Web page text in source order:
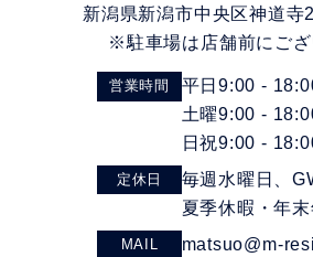
新潟県新潟市中央区神道寺
※駐車場は店舗前にござ
営業時間
平日9:00 -
土曜9:00 -
日祝9:00 -
定休日
毎週水曜日、
夏季休暇・年
MAIL matsuo@m-